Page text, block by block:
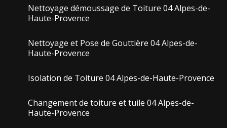
Nettoyage démoussage de Toiture 04 Alpes-de-
Haute-Provence
Nettoyage et Pose de Gouttière 04 Alpes-de-
Haute-Provence
Isolation de Toiture 04 Alpes-de-Haute-Provence
Changement de toiture et tuile 04 Alpes-de-
Haute-Provence